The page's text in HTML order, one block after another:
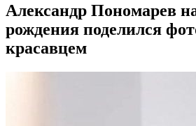
Александр Пономарев
рождения поделился
красавцем